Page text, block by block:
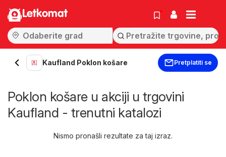
Letkomat
Kaufland Poklon košare Pretplatiti se
Poklon košare u akciji u trgovini
Kaufland - trenutni katalozi
Nismo pronašli rezultate za taj izraz.